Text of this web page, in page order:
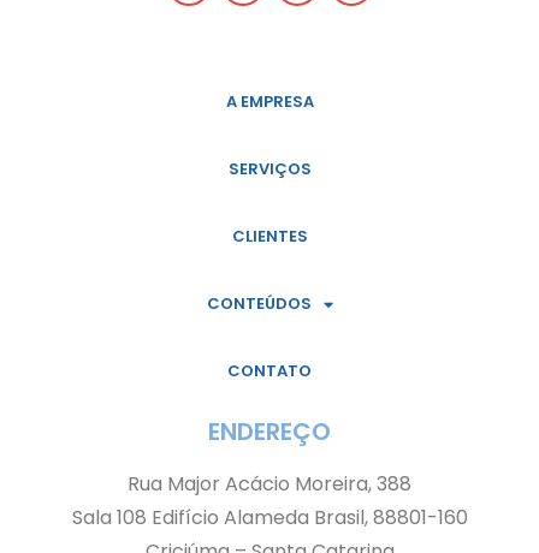
A EMPRESA
SERVIÇOS
CLIENTES
CONTEÚDOS
CONTATO
ENDEREÇO
Rua Major Acácio Moreira, 388
Sala 108 Edifício Alameda Brasil, 88801-160